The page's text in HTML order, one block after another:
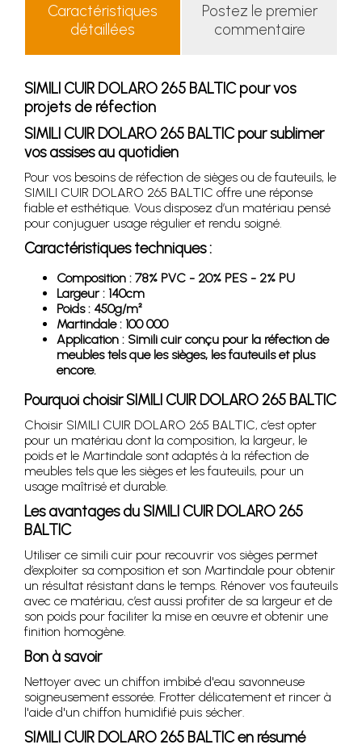
Caractéristiques
détaillées
Postez le premier
commentaire
SIMILI CUIR DOLARO 265 BALTIC pour vos
projets de réfection
SIMILI CUIR DOLARO 265 BALTIC pour sublimer
vos assises au quotidien
Pour vos besoins de réfection de sièges ou de fauteuils, le
SIMILI CUIR DOLARO 265 BALTIC offre une réponse
fiable et esthétique. Vous disposez d’un matériau pensé
pour conjuguer usage régulier et rendu soigné.
Caractéristiques techniques :
Composition : 78% PVC - 20% PES - 2% PU
Largeur : 140cm
Poids : 450g/m²
Martindale : 100 000
Application : Simili cuir conçu pour la réfection de
meubles tels que les sièges, les fauteuils et plus
encore.
Pourquoi choisir SIMILI CUIR DOLARO 265 BALTIC
Choisir SIMILI CUIR DOLARO 265 BALTIC, c’est opter
pour un matériau dont la composition, la largeur, le
poids et le Martindale sont adaptés à la réfection de
meubles tels que les sièges et les fauteuils, pour un
usage maîtrisé et durable.
Les avantages du SIMILI CUIR DOLARO 265
BALTIC
Utiliser ce simili cuir pour recouvrir vos sièges permet
d’exploiter sa composition et son Martindale pour obtenir
un résultat résistant dans le temps. Rénover vos fauteuils
avec ce matériau, c’est aussi profiter de sa largeur et de
son poids pour faciliter la mise en œuvre et obtenir une
finition homogène.
Bon à savoir
Nettoyer avec un chiffon imbibé d'eau savonneuse
soigneusement essorée. Frotter délicatement et rincer à
l'aide d'un chiffon humidifié puis sécher.
SIMILI CUIR DOLARO 265 BALTIC en résumé